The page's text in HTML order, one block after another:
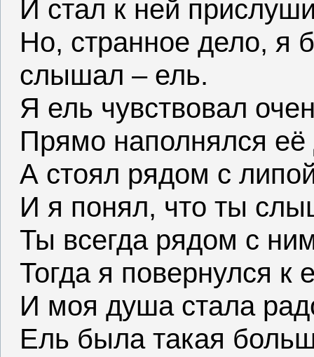
И стал к ней
Но, странное дело, я
слышал – ель.
Я ель чувствовал
Прямо наполнялся её
А стоял рядом с
И я понял, что ты
Ты всегда рядом с
Тогда я повернулся к
И моя душа стала
Ель была такая